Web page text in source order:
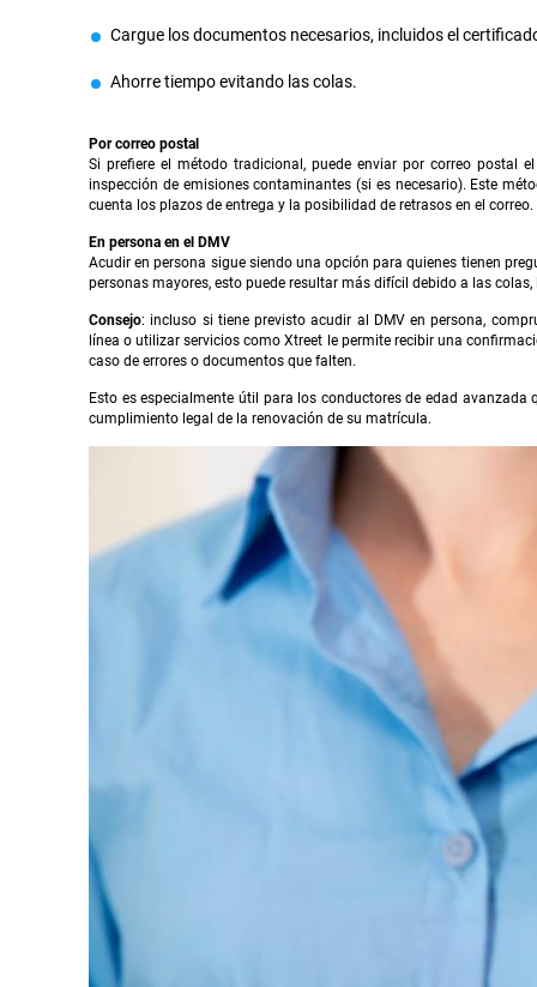
Cargue los documentos necesarios, incluidos el
Ahorre tiempo evitando las colas.
Por correo postal
Si prefiere el método tradicional, puede enviar por correo postal
inspección de emisiones contaminantes (si es necesario). Este
cuenta los plazos de entrega y la posibilidad de retrasos en el correo.
En persona en el DMV
Acudir en persona sigue siendo una opción para quienes tienen
personas mayores, esto puede resultar más difícil debido a las
Consejo: incluso si tiene previsto acudir al DMV en persona,
línea o utilizar servicios como Xtreet le permite recibir una
caso de errores o documentos que falten.
Esto es especialmente útil para los conductores de edad
cumplimiento legal de la renovación de su matrícula.